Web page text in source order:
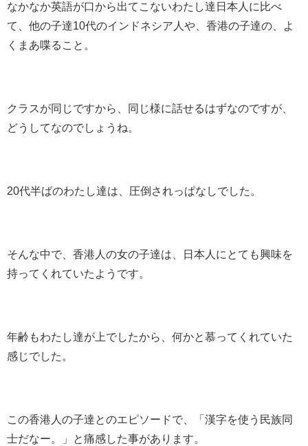
なかなか英語が口から出てこないわたし達日本人に比べ
て、他の子達10代のインドネシア人や、香港の子達の、よ
くまあ喋ること。
クラスが同じですから、同じ様に話せるはずなのですが、
どうしてなのでしょうね。
20代半ばのわたし達は、圧倒されっぱなしでした。
そんな中で、香港人の女の子達は、日本人にとても興味を
持ってくれていたようです。
年齢もわたし達が上でしたから、何かと慕ってくれていた
感じでした。
この香港人の子達とのエピソードで、「漢字を使う民族同
士だなー。」と痛感した事があります。